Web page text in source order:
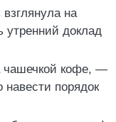
на
доклад
кофе, —
навести порядок